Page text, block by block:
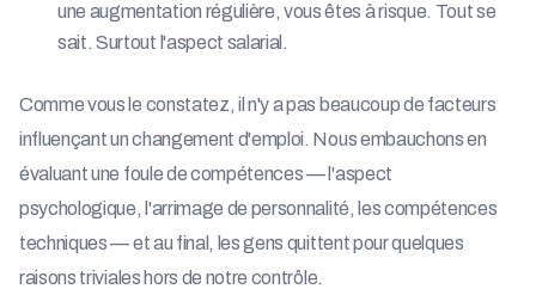
une augmentation régulière, vous êtes à risque. Tout se
sait. Surtout l'aspect salarial.
Comme vous le constatez, il n'y a pas beaucoup de facteurs
influençant un changement d'emploi. Nous embauchons en
évaluant une foule de compétences — l'aspect
psychologique, l'arrimage de personnalité, les compétences
techniques — et au final, les gens quittent pour quelques
raisons triviales hors de notre contrôle.